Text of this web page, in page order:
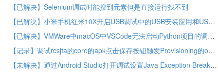
【已解决】Selenium调试时能搜到元素但是直接运行找不到
【已解决】小米手机红米10X开启USB调试中的USB安装应用和USB调试安全设置
【已解决】VMWare中macOS中VSCode无法启动Python项目的调试
【记录】调试rcsjta的core的apk点击保存按钮触发Provisioning的onOptionsItemSelected相关代码调用逻辑
【未解决】通过Android Studio打开调试设置Java Exception Breakpoints和Exception Breakpoints看看能否找到rcsjta中rcs的core的service如何启动的逻辑